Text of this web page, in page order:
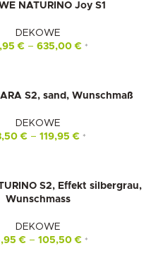
NATURINO Joy S1
DEKOWE
€ –635,00€ *
S2, sand, Wunschmaß
DEKOWE
€ –119,95€ *
S2, Effekt silbergrau,
Wunschmass
DEKOWE
€– 105,50€ *